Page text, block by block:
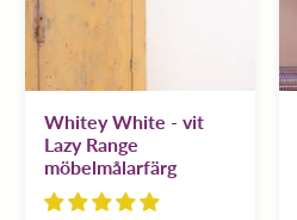
Whitey White - vit
Lazy Range
möbelmålarfärg